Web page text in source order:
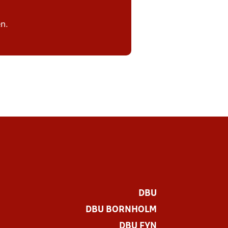
DBU
DBU BORNHOLM
DBU FYN